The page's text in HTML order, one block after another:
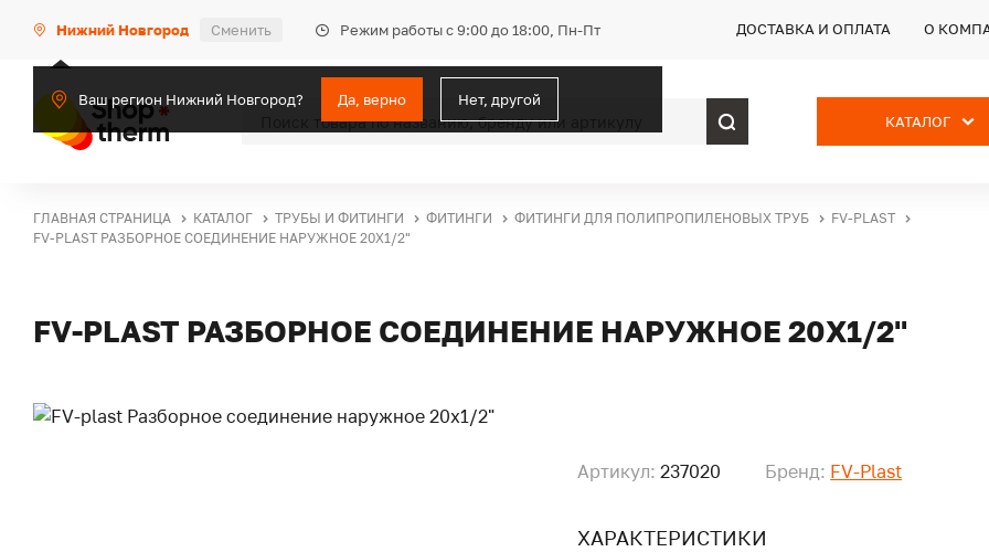
Нижний Новгород Сменить Режим работы с 9:00 до 18:00, Пн-Пт
Ваш регион Нижний Новгород? Да, верно Нет, другой
ДОСТАВКА И ОПЛАТА О
КАТАЛОГ
ГЛАВНАЯ СТРАНИЦА КАТАЛОГ ТРУБЫ И ФИТИНГИ ФИТИНГИ ФИТИНГИ ДЛЯ ПОЛИПРОПИЛЕНОВЫХ ТРУБ
FV-PLAST
FV-PLAST РАЗБОРНОЕ СОЕДИНЕНИЕ НАРУЖНОЕ 20Х1/2"
FV-PLAST РАЗБОРНОЕ СОЕДИНЕНИЕ НАРУЖНОЕ 20Х1/2"
Артикул: 237020 Бренд: FV-Plast
ХАРАКТЕРИСТИКИ